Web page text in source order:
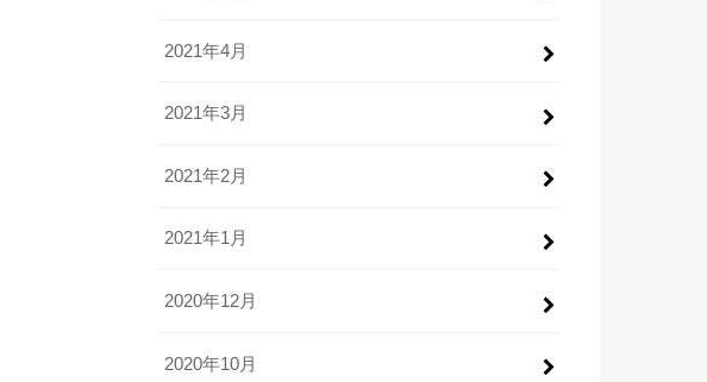
2021年4月
2021年3月
2021年2月
2021年1月
2020年12月
2020年10月